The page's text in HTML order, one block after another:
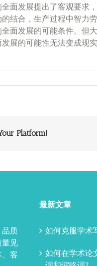
面发展提出了客观要求
结合，生产过程中智力
面发展的可能条件。但
展的可能性无法变成现
Platform!
品质
量见
客
最新文章
如何克服学术
如何在学术论